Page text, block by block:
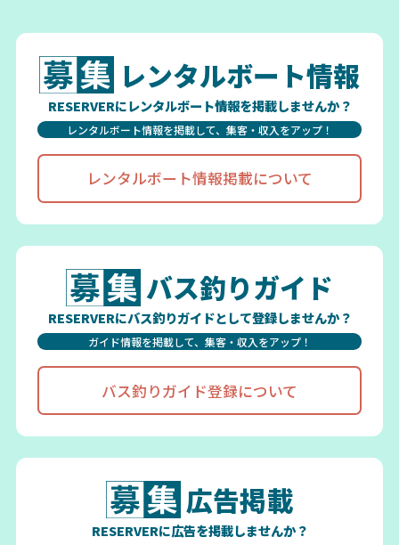
レンタルボート情報
RESERVERにレンタルボート情報を掲載しませんか？
レンタルボート情報を掲載して、集客・収入をアップ！
レンタルボート情報掲載について
バス釣りガイド
RESERVERにバス釣りガイドとして登録しませんか？
ガイド情報を掲載して、集客・収入をアップ！
バス釣りガイド登録について
広告掲載
RESERVERに広告を掲載しませんか？